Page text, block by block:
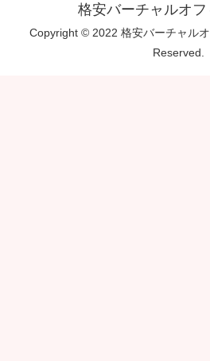
格安バーチャルオ
Copyright © 2022 格安バーチャル
Reserved.